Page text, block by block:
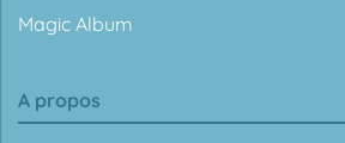
Magic Album
A propos